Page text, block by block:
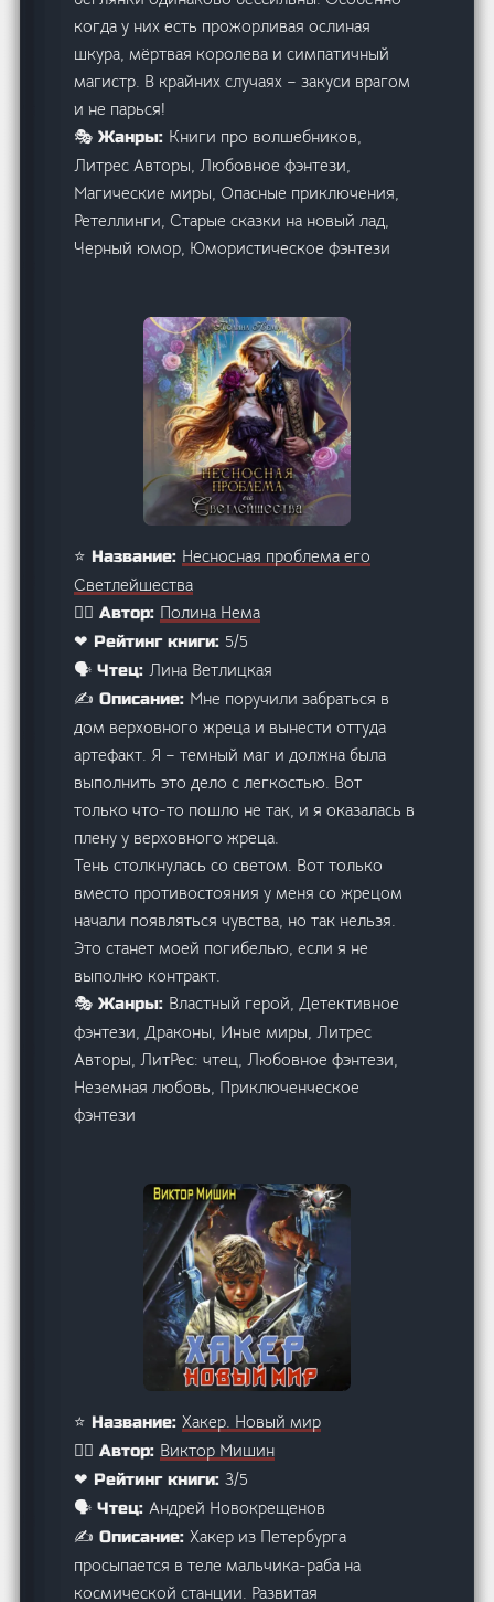
когда у них есть прожорливая ослиная
шкура, мёртвая королева и симпатичный
магистр. В крайних случаях – закуси врагом
и не парься!
🎭 Жанры: Книги про волшебников,
Литрес Авторы, Любовное фэнтези,
Магические миры, Опасные приключения,
Ретеллинги, Старые сказки на новый лад,
Черный юмор, Юмористическое фэнтези
⭐ Название: Несносная проблема его
Светлейшества
🙋‍♂️ Автор: Полина Нема
❤ Рейтинг книги: 5/5
🗣️ Чтец:Лина Ветлицкая
✍️ Описание: Мне поручили забраться в
дом верховного жреца и вынести оттуда
артефакт. Я – темный маг и должна была
выполнить это дело с легкостью. Вот
только что-то пошло не так, и я оказалась в
плену у верховного жреца.
Тень столкнулась со светом. Вот только
вместо противостояния у меня со жрецом
начали появляться чувства, но так нельзя.
Это станет моей погибелью, если я не
выполню контракт.
🎭 Жанры: Властный герой, Детективное
фэнтези, Драконы, Иные миры, Литрес
Авторы, ЛитРес: чтец, Любовное фэнтези,
Неземная любовь, Приключенческое
фэнтези
⭐ Название:Хакер. Новый мир
🙋‍♂️ Автор: Виктор Мишин
❤ Рейтинг книги:3/5
🗣️ Чтец:Андрей Новокрещенов
✍️ Описание:Хакер из Петербурга
просыпается в теле мальчика-раба на
космической станции. Развитая